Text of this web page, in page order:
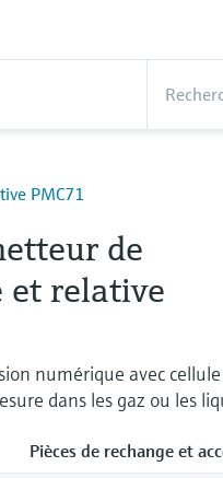
PMC71
de
et relative
numérique avec cellule
dans les gaz ou les
Pièces de rechange et